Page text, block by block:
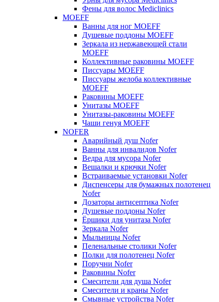
Фены для волос Mediclinics
MOEFF
Ванны для ног MOEFF
Душевые поддоны MOEFF
Зеркала из нержавеющей стали
MOEFF
Коллективные раковины MOEFF
Писсуары MOEFF
Писсуары желоба коллективные
MOEFF
Раковины MOEFF
Унитазы MOEFF
Унитазы-раковины MOEFF
Чаши генуя MOEFF
NOFER
Аварийный душ Nofer
Ванны для инвалидов Nofer
Ведра для мусора Nofer
Вешалки и крючки Nofer
Встраиваемые установки Nofer
Диспенсеры для бумажных полотенец
Nofer
Дозаторы антисептика Nofer
Душевые поддоны Nofer
Ёршики для унитаза Nofer
Зеркала Nofer
Мыльницы Nofer
Пеленальные столики Nofer
Полки для полотенец Nofer
Поручни Nofer
Раковины Nofer
Смесители для душа Nofer
Смесители и краны Nofer
Смывные устройства Nofer